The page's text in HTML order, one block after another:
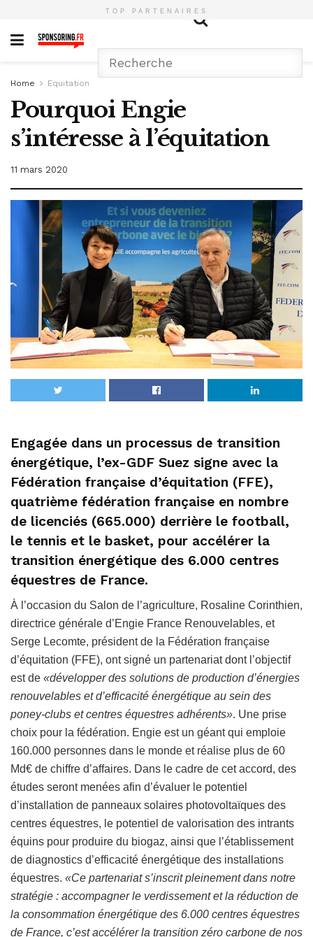
TOP PARTENAIRES
Home Equitation
Pourquoi Engie
s’intéresse à l’équitation
11 mars 2020
Engagée dans un processus de transition
énergétique, l’ex-GDF Suez signe avec la
Fédération française d’équitation (FFE),
quatrième fédération française en nombre
de licenciés (665.000) derrière le football,
le tennis et le basket, pour accélérer la
transition énergétique des 6.000 centres
équestres de France.
À l’occasion du Salon de l’agriculture, Rosaline Corinthien,
directrice générale d’Engie France Renouvelables, et
Serge Lecomte, président de la Fédération française
d’équitation (FFE), ont signé un partenariat dont l’objectif
est de «développer des solutions de production d’énergies
renouvelables et d’efficacité énergétique au sein des
poney-clubs et centres équestres adhérents». Une prise
choix pour la fédération. Engie est un géant qui emploie
160.000 personnes dans le monde et réalise plus de 60
Md€ de chiffre d’affaires. Dans le cadre de cet accord, des
études seront menées afin d’évaluer le potentiel
d’installation de panneaux solaires photovoltaïques des
centres équestres, le potentiel de valorisation des intrants
équins pour produire du biogaz, ainsi que l’établissement
de diagnostics d’efficacité énergétique des installations
équestres. «Ce partenariat s’inscrit pleinement dans notre
stratégie : accompagner le verdissement et la réduction de
la consommation énergétique des 6.000 centres équestres
de France, c’est accélérer la transition zéro carbone de nos